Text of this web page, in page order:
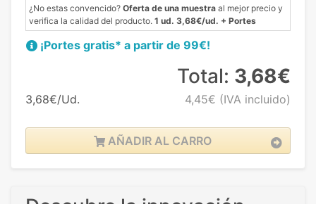
¿No estas convencido? Oferta de una muestra al mejor precio y
verifica la calidad del producto. 1 ud. 3,68€/ud. + Portes
¡Portes gratis* a partir de 99€!
3,68€/Ud.
Total: 3,68€
4,45€ (IVA incluido)
AÑADIR AL CARRO